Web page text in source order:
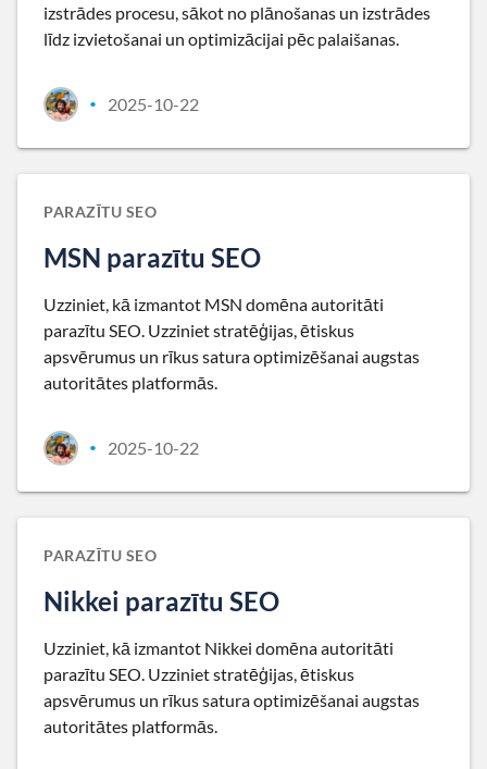
izstrādes procesu, sākot no plānošanas un izstrādes
līdz izvietošanai un optimizācijai pēc palaišanas.
• 2025-10-22
PARAZĪTU SEO
MSN parazītu SEO
Uzziniet, kā izmantot MSN domēna autoritāti
parazītu SEO. Uzziniet stratēģijas, ētiskus
apsvērumus un rīkus satura optimizēšanai augstas
autoritātes platformās.
• 2025-10-22
PARAZĪTU SEO
Nikkei parazītu SEO
Uzziniet, kā izmantot Nikkei domēna autoritāti
parazītu SEO. Uzziniet stratēģijas, ētiskus
apsvērumus un rīkus satura optimizēšanai augstas
autoritātes platformās.